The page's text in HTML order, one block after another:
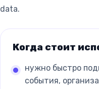
data.
Когда стоит
нужно быстро
события,